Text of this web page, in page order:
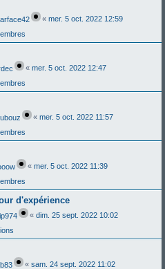
« mer. 5 oct. 2022 12:59
« mer. 5 oct. 2022 12:47
« mer. 5 oct. 2022 11:57
« mer. 5 oct. 2022 11:39
d'expérience
« dim. 25 sept. 2022 10:02
« sam. 24 sept. 2022 11:02